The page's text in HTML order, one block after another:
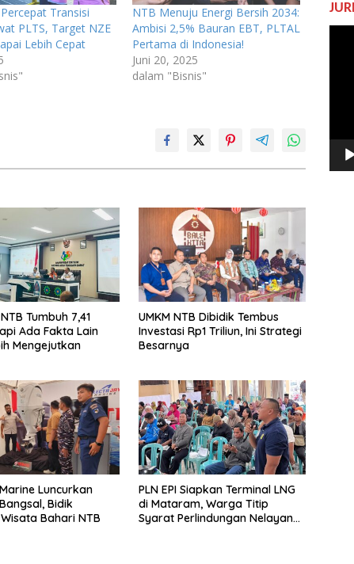
Transisi
PLTS, Target NZE
Lebih Cepat
NTB Menuju Energi Bersih 2034:
Ambisi 2,5% Bauran EBT, PLTAL
Pertama di Indonesia!
Juni 20, 2025
dalam "Bisnis"
Tumbuh 7,41
Ada Fakta Lain
Mengejutkan
UMKM NTB Dibidik Tembus
Investasi Rp1 Triliun, Ini Strategi
Besarnya
Luncurkan
Bidik
Bahari NTB
PLN EPI Siapkan Terminal LNG
di Mataram, Warga Titip
Syarat Perlindungan Nelayan